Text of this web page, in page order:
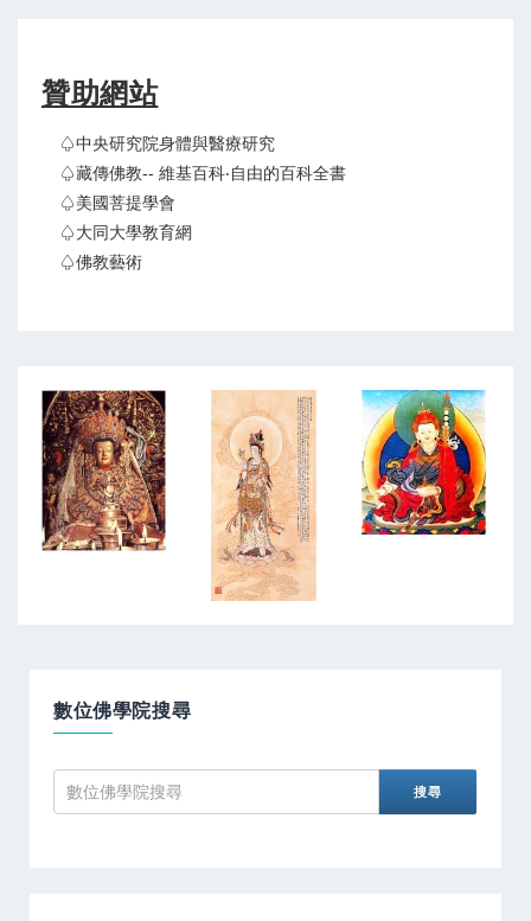
贊助網站
♤中央研究院身體與醫療研究
♤藏傳佛教-- 維基百科‧自由的百科全書
♤美國菩提學會
♤大同大學教育網
♤佛教藝術
數位佛學院搜尋